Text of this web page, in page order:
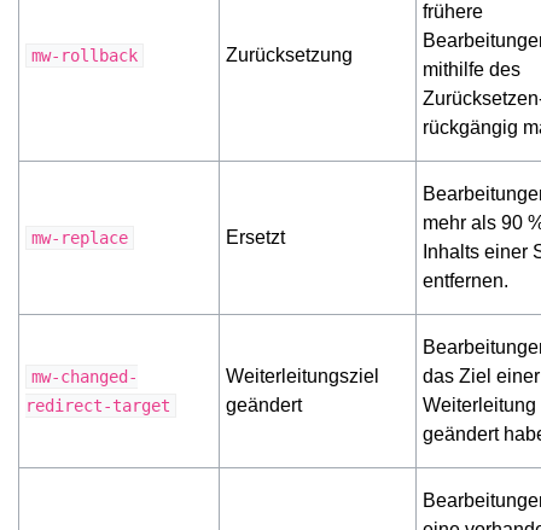
mw-rollback Zurücksetzung
frühere
mithilfe des
rückgängig
mw-replace Ersetzt
mehr als 90
Inhalts einer
entfernen.
mw-changed-
redirect-target
Weiterleitungsziel
geändert
das Ziel einer
Weiterleitung
geändert